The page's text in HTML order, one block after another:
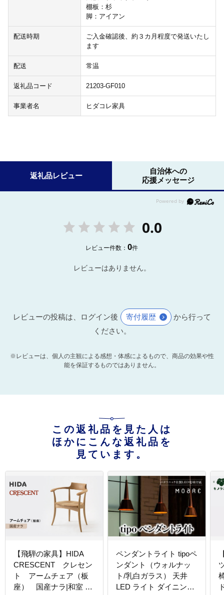
棚板：杉
脚：アイアン
配送時期
ご入金確認後、約３カ月程度で発送いたし
ます
配送 常温
返礼品コード 21203-GF010
事業者名 ヒダコレ家具
返礼品レビュー
自治体への
応援メッセージ
0.0
レビュー件数：0件
レビューはありません。
レビューの投稿は、ログイン後 寄付履歴
から行って
ください。
※レビューは、個人の主観による感想・体感によるもので、商品の効果や性
能を保証するものではありません。
この返礼品を見た人は
ほかにこんな返礼品を
見ています。
【飛騨の家具】HIDA
CRESCENT クレセン
ト アームチェア（板
座） 国産ナラ|和室 洋
ペンダントライト tipoペ
ンダント（ウォルナッ
ト/乳白ガラス） 天井
LED ライト ダイニング